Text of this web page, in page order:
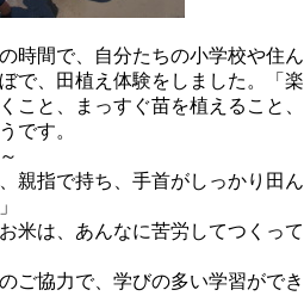
時間で、自分たちの小学校や住
で、田植え体験をしました。
「
こと、まっすぐ苗を植えること
です。
親指で持ち、手首がしっかり
米は、あんなに苦労してつく
ご協力で、学びの多い学習がで